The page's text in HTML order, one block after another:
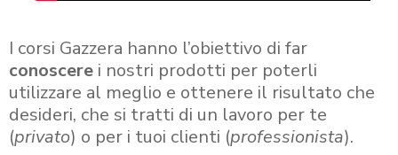
I corsi Gazzera hanno l’obiettivo di far
conoscere i nostri prodotti per poterli
utilizzare al meglio e ottenere il risultato che
desideri, che si tratti di un lavoro per te
(privato) o per i tuoi clienti (professionista).